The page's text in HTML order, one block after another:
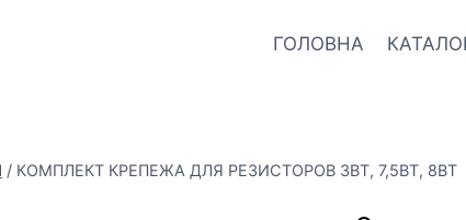
ГОЛОВНА
/ КОМПЛЕКТ КРЕПЕЖА ДЛЯ РЕЗИСТОРОВ 3ВТ, 7,5ВТ, 8ВТ